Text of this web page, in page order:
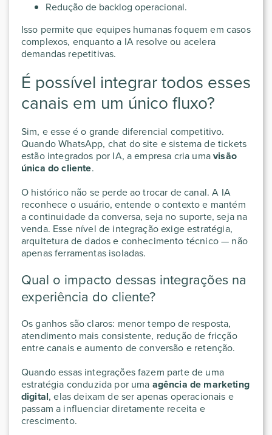
Redução de backlog operacional.
Isso permite que equipes humanas foquem em casos
complexos, enquanto a IA resolve ou acelera
demandas repetitivas.
É possível integrar todos esses
canais em um único fluxo?
Sim, e esse é o grande diferencial competitivo.
Quando WhatsApp, chat do site e sistema de tickets
estão integrados por IA, a empresa cria umavisão
única do cliente.
O histórico não se perde ao trocar de canal. A IA
reconhece o usuário, entende o contexto e mantém
a continuidade da conversa, seja no suporte, seja na
venda. Esse nível de integração exige estratégia,
arquitetura de dados e conhecimento técnico — não
apenas ferramentas isoladas.
Qual o impacto dessas integrações na
experiência do cliente?
Os ganhos são claros: menor tempo de resposta,
atendimento mais consistente, redução de fricção
entre canais e aumento de conversão e retenção.
Quando essas integrações fazem parte de uma
estratégia conduzida por uma agência de marketing
digital, elas deixam de ser apenas operacionais e
passam a influenciar diretamente receita e
crescimento.